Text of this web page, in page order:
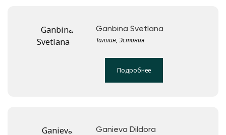
Ganbina Svetlana
Таллин, Эстония
Подробнее
Ganieva Dildora